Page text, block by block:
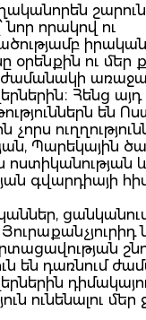
որակով ու
օրենքին ու
ժամանակի
Հենց այդ
են
չորս
Պարեկային
ոստիկանության և
գվարդիայի
են դառնում
ունենալու մեր